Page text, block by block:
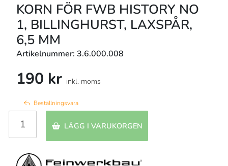
KORN FÖR FWB HISTORY NO
1, BILLINGHURST, LAXSPÅR,
6,5 MM
Artikelnummer: 3.6.000.008
190 kr inkl. moms
Beställningsvara
LÄGG I VARUKORGEN